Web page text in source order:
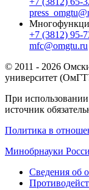
+7 (3812) 95-
mfc@omgtu.ru
© 2011 - 2026
университет
При использовании
источник
Политика в
Минобрнауки
Сведения об